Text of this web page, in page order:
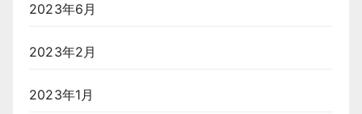
2023年6月
2023年2月
2023年1月